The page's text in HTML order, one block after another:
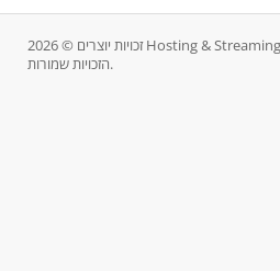
זכויות יוצרים © 2026 Hosting & Streaming by Business Plus כל
הזכויות שמורות.